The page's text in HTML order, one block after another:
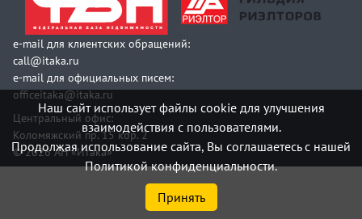
e-mail для клиентских обращений:
call@itaka.ru
e-mail для официальных писем:
officeitaka@itaka.ru
Центральный офис:
Коломяжский пр. 15 кор. 2
© 2026 АН «Итака»
Наш сайт использует файлы cookie для улучшения
взаимодействия с пользователями.
Продолжая использование сайта, Вы соглашаетесь с нашей
Политикой конфиденциальности.
Принять